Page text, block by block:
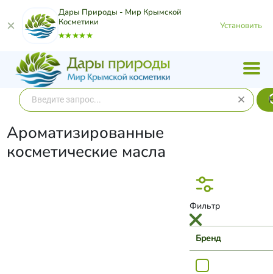
Дары Природы - Мир Крымской
Косметики
Установить
Ароматизированные
косметические масла
Фильтр
Бренд